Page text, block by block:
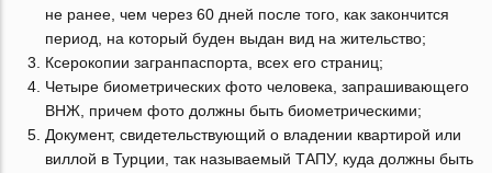
не ранее, чем через 60 дней после того, как закончится
период, на который буден выдан вид на жительство;
Ксерокопии загранпаспорта, всех его страниц;
Четыре биометрических фото человека, запрашивающего
ВНЖ, причем фото должны быть биометрическими;
Документ, свидетельствующий о владении квартирой или
виллой в Турции, так называемый ТАПУ, куда должны быть